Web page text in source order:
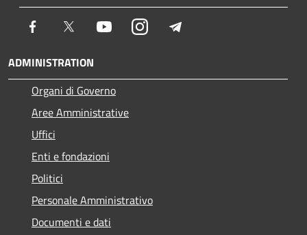
Facebook Twitter YoutubeInstagram
ADMINISTRATION
Organi di Governo
Aree Amministrative
Uffici
Enti e fondazioni
Politici
Personale Amministrativo
Documenti e dati